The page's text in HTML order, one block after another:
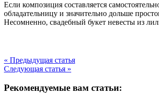
Если композиция составляется
обладательницу и значительно дольше
Несомненно, свадебный букет невесты из
« Предыдущая статья
Следующая статья »
Рекомендуемые вам статьи: